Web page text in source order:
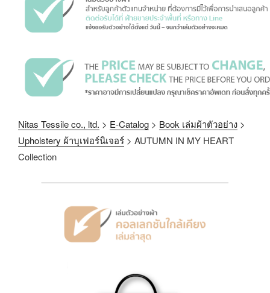
Nitas Tessile co., ltd. > E-Catalog > Book เล่มผ้าตัวอย่าง >
Upholstery ผ้าบุเฟอร์นิเจอร์ > AUTUMN IN MY HEART
Collection